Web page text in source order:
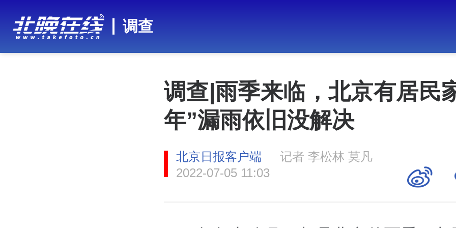
调查
调查|雨季来临，北京有居民
年”漏雨依旧没解决
北京日报客户端
记者 李松林 莫凡
2022-07-05 11:03